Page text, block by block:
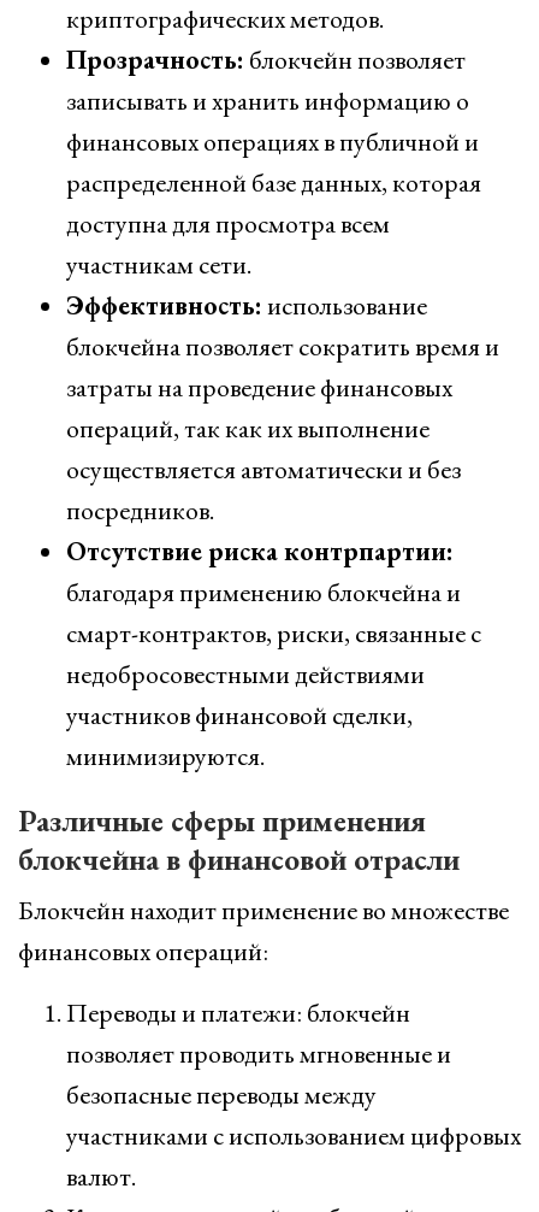
криптографических методов.
Прозрачность: блокчейн позволяет
записывать и хранить информацию о
финансовых операциях в публичной и
распределенной базе данных, которая
доступна для просмотра всем
участникам сети.
Эффективность: использование
блокчейна позволяет сократить время и
затраты на проведение финансовых
операций, так как их выполнение
осуществляется автоматически и без
посредников.
Отсутствие риска контрпартии:
благодаря применению блокчейна и
смарт-контрактов, риски, связанные с
недобросовестными действиями
участников финансовой сделки,
минимизируются.
Различные сферы применения
блокчейна в финансовой отрасли
Блокчейн находит применение во множестве
финансовых операций:
Переводы и платежи: блокчейн
позволяет проводить мгновенные и
безопасные переводы между
участниками с использованием цифровых
валют.